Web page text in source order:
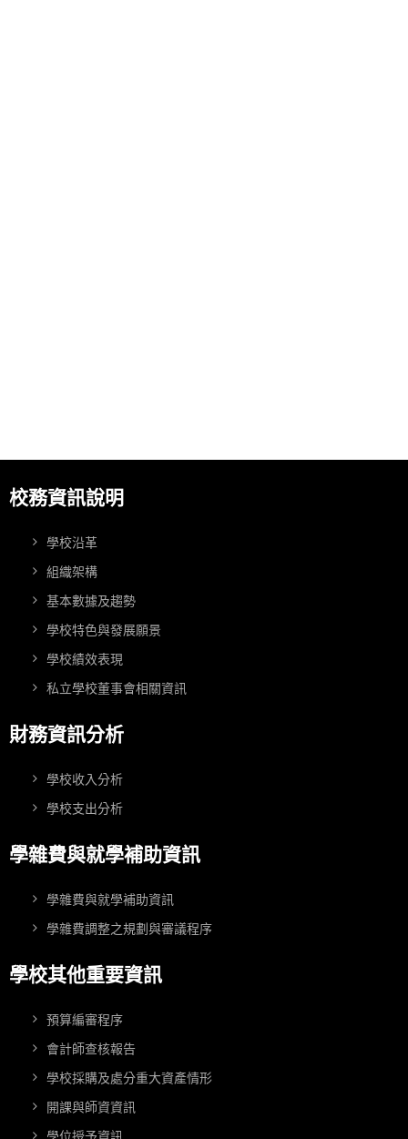
校務資訊說明
學校沿革
組織架構
基本數據及趨勢
學校特色與發展願景
學校績效表現
私立學校董事會相關資訊
財務資訊分析
學校收入分析
學校支出分析
學雜費與就學補助資訊
學雜費與就學補助資訊
學雜費調整之規劃與審議程序
學校其他重要資訊
預算編審程序
會計師查核報告
學校採購及處分重大資產情形
開課與師資資訊